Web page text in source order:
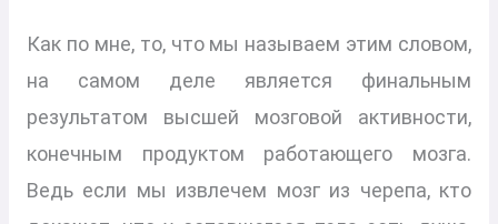
Как по мне, то, что мы называем этим словом,
на самом деле является финальным
результатом высшей мозговой активности,
конечным продуктом работающего мозга.
Ведь если мы извлечем мозг из черепа, кто